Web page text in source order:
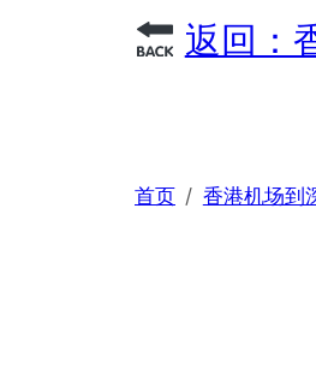
返回：
首页 香港机场到